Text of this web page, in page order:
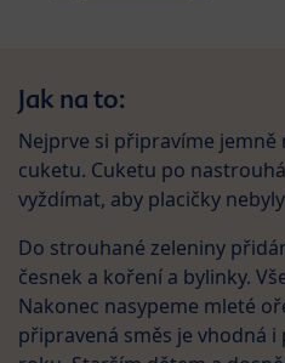
Jak na to:
Nejprve si připravíme
cuketu. Cuketu po
vyždímat, aby placičky
Do strouhané zeleniny
česnek a koření a bylinky.
Nakonec nasypeme mleté
připravená směs je vhodná